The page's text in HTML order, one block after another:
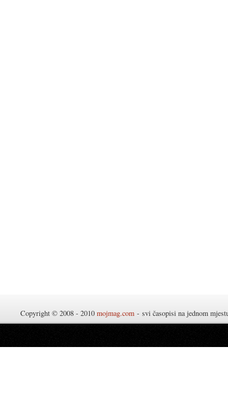
Copyright © 2008 - 2010 mojmag.com - svi časopisi na jednom